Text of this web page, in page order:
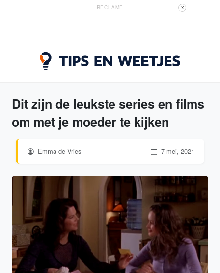
RECLAME X
Dit zijn de leukste series en films
om met je moeder te kijken
Emma de Vries 7 mei, 2021